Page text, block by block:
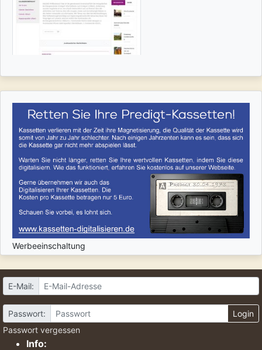
Werbeeinschaltung
E-Mail:
Passwort:
Login
Passwort vergessen
Info: